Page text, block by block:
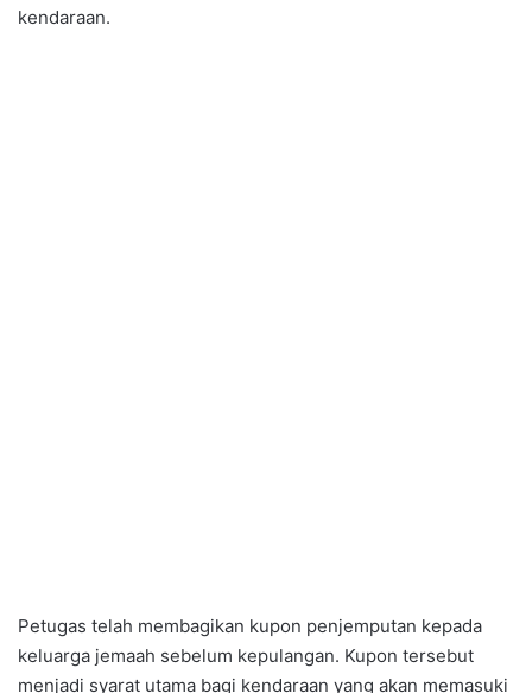
kendaraan.
Petugas telah membagikan kupon penjemputan kepada
keluarga jemaah sebelum kepulangan. Kupon tersebut
menjadi syarat utama bagi kendaraan yang akan memasuki